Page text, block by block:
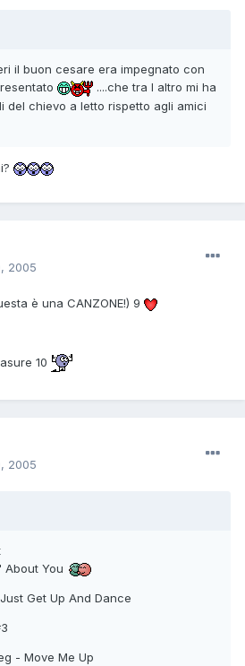
il buon cesare era impegnato con
....che tra l altro mi ha
del chievo a letto rispetto agli amici
2005
è una CANZONE!) 9
10
2005
About You
Get Up And Dance
- Move Me Up